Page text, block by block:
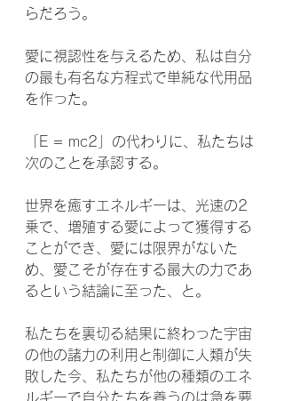
らだろう。
愛に視認性を与えるため、私は自分
の最も有名な方程式で単純な代用品
を作った。
「E = mc2」の代わりに、私たちは
次のことを承認する。
世界を癒すエネルギーは、光速の2
乗で、増殖する愛によって獲得する
ことができ、愛には限界がないた
め、愛こそが存在する最大の力であ
るという結論に至った、と。
私たちを裏切る結果に終わった宇宙
の他の諸力の利用と制御に人類が失
敗した今、私たちが他の種類のエネ
ルギーで自分たちを養うのは急を要